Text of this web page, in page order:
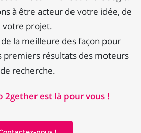
à être acteur de votre idée, de
votre projet.
la meilleure des façon pour
premiers résultats des moteurs
de recherche.
2gether est là pour vous !